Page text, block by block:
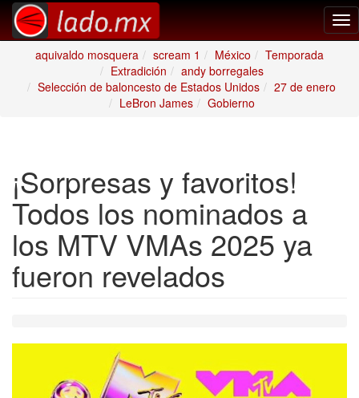
aquivaldo mosquera
scream 1 México
Temporada
Extradición
andy borregales
Selección de baloncesto de Estados Unidos
27 de enero
LeBron James
Gobierno
¡Sorpresas y favoritos!
Todos los nominados a
los MTV VMAs 2025 ya
fueron revelados